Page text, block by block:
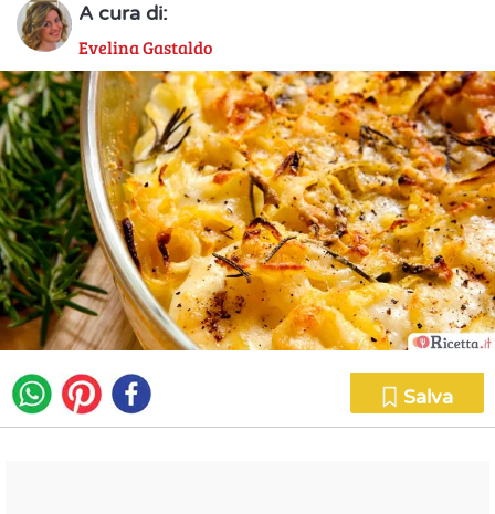
A cura di:
Evelina Gastaldo
Salva